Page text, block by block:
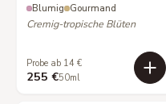
Blumig Gourmand
Cremig-tropische Blüten
Probe ab 14 €
255 €50ml